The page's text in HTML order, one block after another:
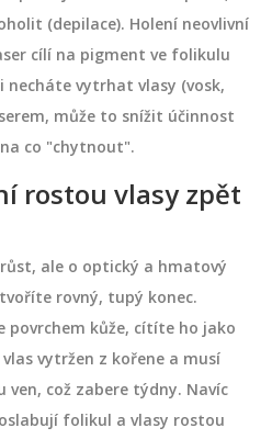
(depilace). Holení neovlivní
cílí na pigment ve folikulu
necháte vytrhat vlasy (vosk,
může to snížit účinnost
co "chytnout".
rostou vlasy zpět
ale o optický a hmatový
rovný, tupý konec.
povrchem kůže, cítíte ho jako
vytržen z kořene a musí
ven, což zabere týdny. Navíc
folikul a vlasy rostou